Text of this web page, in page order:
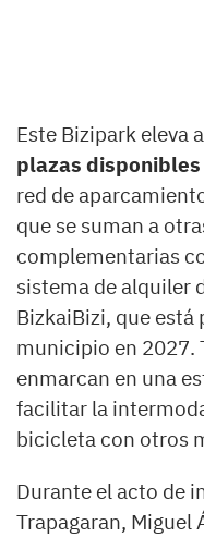
Este Bizipark eleva a
plazas
red de
que se suman a
complementarias
sistema de alquiler
BizkaiBizi, que está
municipio en 2027.
enmarcan en una
facilitar la
bicicleta con otros
Durante el acto de
Trapagaran, Miguel